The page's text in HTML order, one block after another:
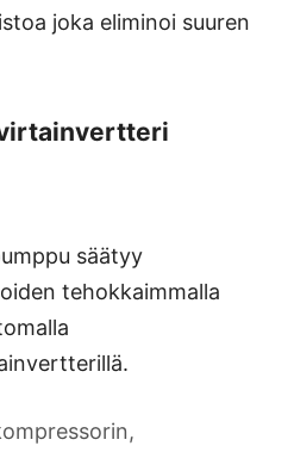
joka eliminoi suuren
säätyy
tehokkaimmalla